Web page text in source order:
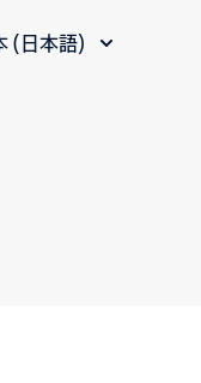
(日本語)